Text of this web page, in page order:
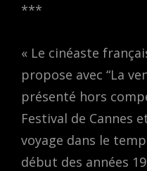
***
« Le cinéaste
propose avec “La
présenté hors
Festival de Cannes
voyage dans le
début des années